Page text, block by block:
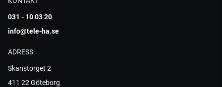
031 - 10 03 20
info@tele-ha.se
ADRESS
Skanstorget 2
411 22 Göteborg